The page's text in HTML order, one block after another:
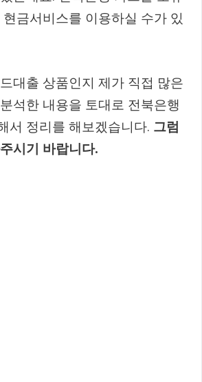
금서비스를 이용하실 수가 있
대출 상품인지 제가 직접 많은
석한 내용을 토대로 전북은행
서 정리를 해보겠습니다. 그럼
시기 바랍니다.